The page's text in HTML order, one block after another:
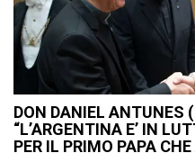
DON DANIEL ANTUNES
“L’ARGENTINA E’ IN
PER IL PRIMO PAPA